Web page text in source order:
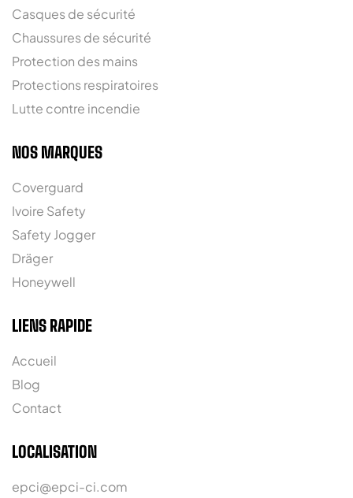
Casques de sécurité
Chaussures de sécurité
Protection des mains
Protections respiratoires
Lutte contre incendie
NOS MARQUES
Coverguard
Ivoire Safety
Safety Jogger
Dräger
Honeywell
LIENS RAPIDE
Accueil
Blog
Contact
LOCALISATION
epci@epci-ci.com